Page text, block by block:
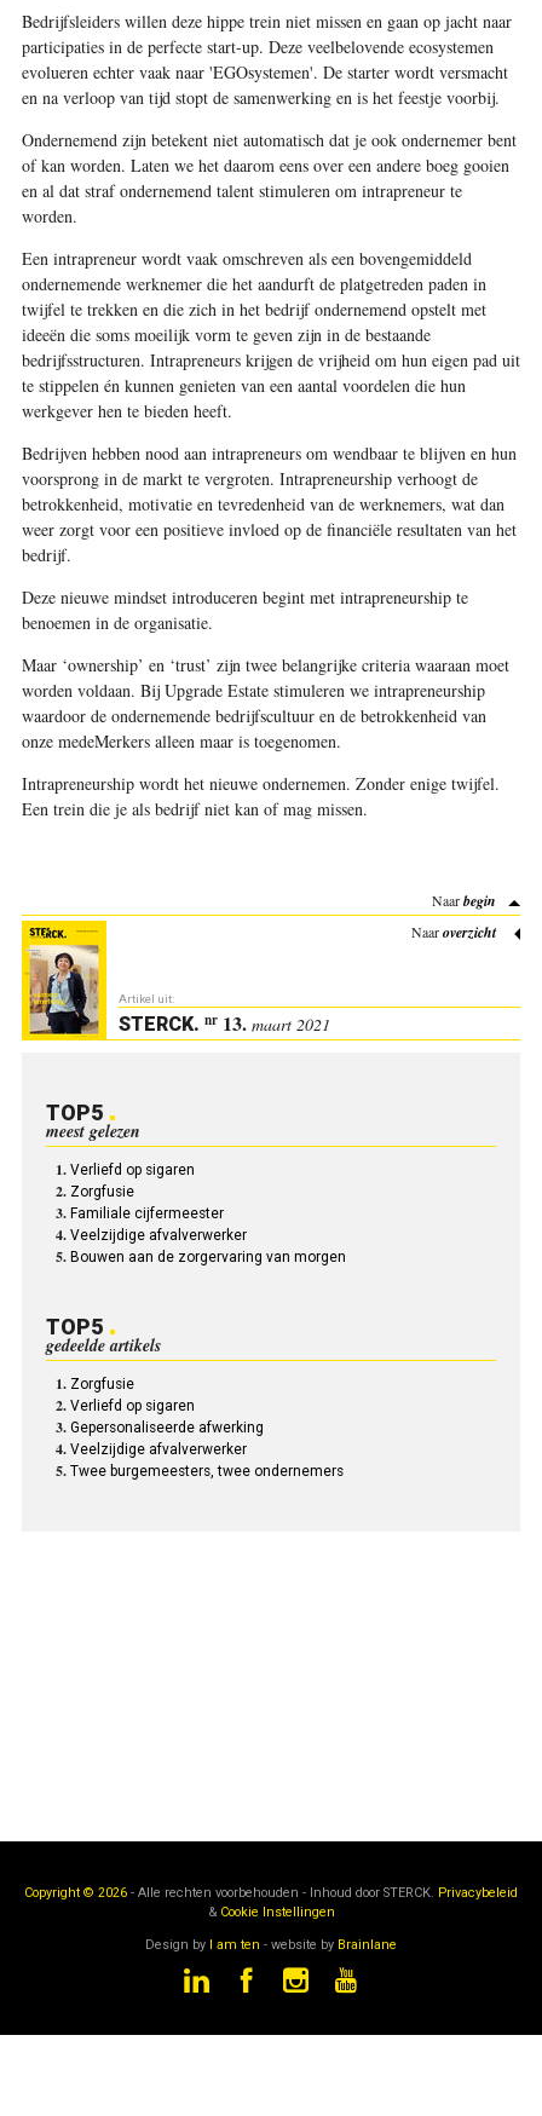
Bedrijfsleiders willen deze hippe trein niet missen en gaan op jacht naar
participaties in de perfecte start-up. Deze veelbelovende ecosystemen
evolueren echter vaak naar 'EGOsystemen'. De starter wordt versmacht
en na verloop van tijd stopt de samenwerking en is het feestje voorbij.
Ondernemend zijn betekent niet automatisch dat je ook ondernemer bent
of kan worden. Laten we het daarom eens over een andere boeg gooien
en al dat straf ondernemend talent stimuleren om intrapreneur te
worden.
Een intrapreneur wordt vaak omschreven als een bovengemiddeld
ondernemende werknemer die het aandurft de platgetreden paden in
twijfel te trekken en die zich in het bedrijf ondernemend opstelt met
ideeën die soms moeilijk vorm te geven zijn in de bestaande
bedrijfsstructuren. Intrapreneurs krijgen de vrijheid om hun eigen pad uit
te stippelen én kunnen genieten van een aantal voordelen die hun
werkgever hen te bieden heeft.
Bedrijven hebben nood aan intrapreneurs om wendbaar te blijven en hun
voorsprong in de markt te vergroten. Intrapreneurship verhoogt de
betrokkenheid, motivatie en tevredenheid van de werknemers, wat dan
weer zorgt voor een positieve invloed op de financiële resultaten van het
bedrijf.
Deze nieuwe mindset introduceren begint met intrapreneurship te
benoemen in de organisatie.
Maar ‘ownership’ en ‘trust’ zijn twee belangrijke criteria waaraan moet
worden voldaan. Bij Upgrade Estate stimuleren we intrapreneurship
waardoor de ondernemende bedrijfscultuur en de betrokkenheid van
onze medeMerkers alleen maar is toegenomen.
Intrapreneurship wordt het nieuwe ondernemen. Zonder enige twijfel.
Een trein die je als bedrijf niet kan of mag missen.
Naarbegin
Naaroverzicht
Artikel uit:
STERCK. nr13. maart 2021
TOP5
meest gelezen
Verliefd op sigaren
Zorgfusie
Familiale cijfermeester
Veelzijdige afvalverwerker
Bouwen aan de zorgervaring van morgen
TOP5
gedeelde artikels
Zorgfusie
Verliefd op sigaren
Gepersonaliseerde afwerking
Veelzijdige afvalverwerker
Twee burgemeesters, twee ondernemers
Copyright © 2026 - Alle rechten voorbehouden - Inhoud door STERCK. Privacybeleid
& Cookie Instellingen
Design by I am ten - website by Brainlane